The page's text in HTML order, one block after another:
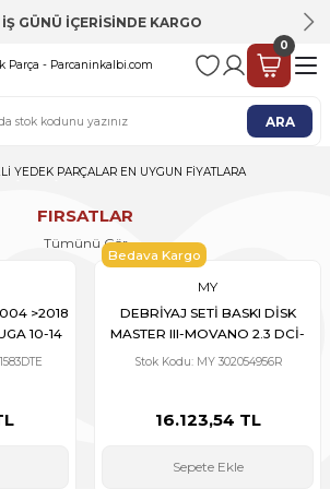
GÜNÜ İÇERİSİNDE KARGO
ARA
0
EN UYGUN FİYATLARA
uygun fiyatlarla en kaliteli oto
bulun. Aracınızın ihtiyacı olan
tek bir adreste keşfedin. Uzman
doğru parçayı bulmanıza
olurken, güvenli alışveriş
EN UYGUN FİYATLARA
uygun fiyatlarla en kaliteli oto
bulun. Aracınızın ihtiyacı olan
tek bir adreste keşfedin. Uzman
doğru parçayı bulmanıza
olurken, güvenli alışveriş
FIRSATLAR
Tümünü Gör
>2018
10-14
3 08-14
Bedava Kargo
MY
DEBRİYAJ SETİ BASKI DİSK
MASTER III-MOVANO 2.3 DCİ-
CDTİ 2010 > M9T 692/698
Stok Kodu: MY 302054956R
16.123,54 TL
Sepete Ekle